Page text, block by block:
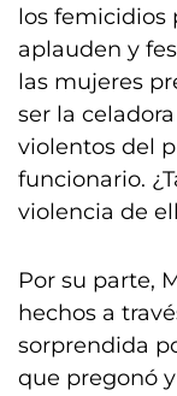
los femicidios
aplauden y
las mujeres
ser la
violentos del
funcionario.
violencia de
Por su parte,
hechos a
sorprendida
que pregonó